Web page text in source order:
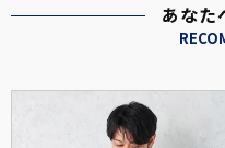
あなた